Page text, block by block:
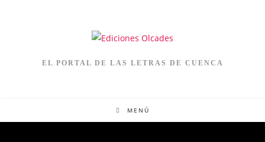
EL PORTAL DE LAS LETRAS DE CUENCA
MENÚ